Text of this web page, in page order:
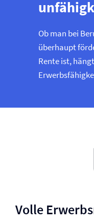
Ob man bei
überhaupt
Rente ist,
Volle